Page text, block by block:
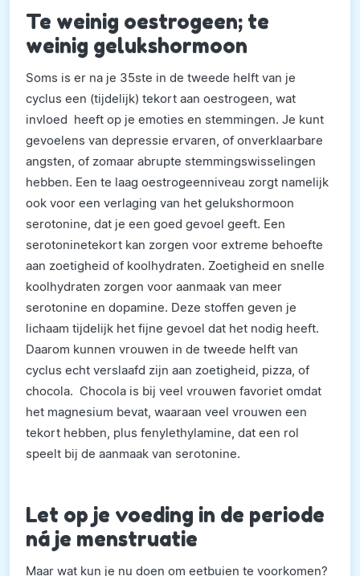
Te weinig oestrogeen; te
weinig gelukshormoon
Soms is er na je 35ste in de tweede helft van je
cyclus een (tijdelijk) tekort aan oestrogeen, wat
invloed heeft op je emoties en stemmingen. Je kunt
gevoelens van depressie ervaren, of onverklaarbare
angsten, of zomaar abrupte stemmingswisselingen
hebben. Een te laag oestrogeenniveau zorgt namelijk
ook voor een verlaging van het gelukshormoon
serotonine, dat je een goed gevoel geeft. Een
serotoninetekort kan zorgen voor extreme behoefte
aan zoetigheid of koolhydraten. Zoetigheid en snelle
koolhydraten zorgen voor aanmaak van meer
serotonine en dopamine. Deze stoffen geven je
lichaam tijdelijk het fijne gevoel dat het nodig heeft.
Daarom kunnen vrouwen in de tweede helft van
cyclus echt verslaafd zijn aan zoetigheid, pizza, of
chocola. Chocola is bij veel vrouwen favoriet omdat
het magnesium bevat, waaraan veel vrouwen een
tekort hebben, plus fenylethylamine, dat een rol
speelt bij de aanmaak van serotonine.
Let op je voeding in de periode
ná je menstruatie
Maar wat kun je nu doen om eetbuien te voorkomen?